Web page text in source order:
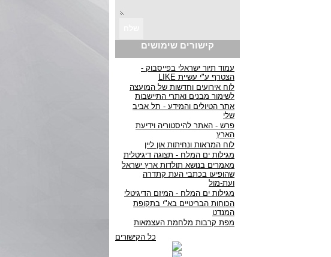
קישורים שימושים
עמוד תיור ישראלי בפייסבוק -
הצטרף ע"י עשיית LIKE
לוח אירועים וחדשות של המועצה
לשימור מבנים ואתרי התיישבות
אתר הטיולים והמידע - תל אביב
שלי
פרש - האתר להיסטוריה וידיעת
הארץ
לוח המראות ונחיתות און ליין
מגילות ים המלח - תצוגה דיגיטלית
מאמרים בנושא תולדות ארץ ישראל
שהופיעו בכתבי העת קתדרה
ועת-מול
מגילות ים המלח - המיזם הדיגיטלי
הכוחות הבריטיים בא"י בתקופת
המנדט
מפת קרבות מלחמת העצמאות
כל הקישורים